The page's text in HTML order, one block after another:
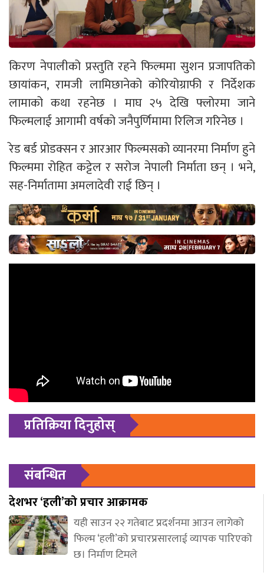
किरण नेपालीको प्रस्तुति रहने फिल्ममा सुशन प्रजापतिको
छायांकन, रामजी लामिछानेको कोरियोग्राफी र निर्देशक
लामाको कथा रहनेछ । माघ २५ देखि फ्लोरमा जाने
फिल्मलाई आगामी वर्षको जनैपुर्णिमामा रिलिज गरिनेछ ।
रेड बर्ड प्रोडक्सन र आरआर फिल्मसको व्यानरमा निर्माण हुने
फिल्ममा रोहित कट्टेल र सरोज नेपाली निर्माता छन् । भने,
सह-निर्मातामा अमलादेवी राई छिन् ।
प्रतिक्रिया दिनुहोस्
संबन्धित
देशभर ‘हली’को प्रचार आक्रामक
यही साउन २२ गतेबाट प्रदर्शनमा आउन लागेको
फिल्म ‘हली’को प्रचारप्रसारलाई व्यापक पारिएको
छ। निर्माण टिमले